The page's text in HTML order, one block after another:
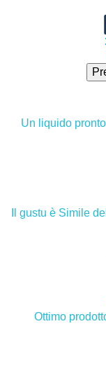
Un liquido
Il gustu è Simile
Ottimo